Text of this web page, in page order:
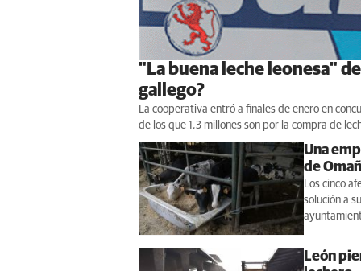
"La buena leche leonesa"
gallego?
La cooperativa entró a finales de enero en
de los que 1,3 millones son por la compra de
Una
de
Los cinco
solución a
León